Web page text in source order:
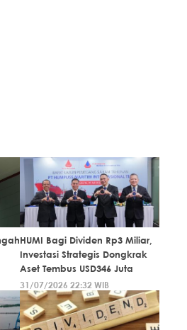
HUMI Bagi Dividen Rp3 Miliar,
Investasi Strategis Dongkrak
Aset Tembus USD346 Juta
31/07/2026 22:32 WIB